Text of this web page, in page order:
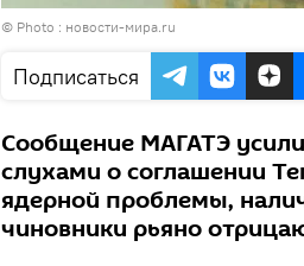
© Photo : новости-мира.ru
Подписаться
Сообщение МАГАТЭ
слухами о соглашении
ядерной проблемы,
чиновники рьяно